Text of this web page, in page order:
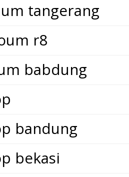
tangerang
r8
babdung
bandung
bekasi